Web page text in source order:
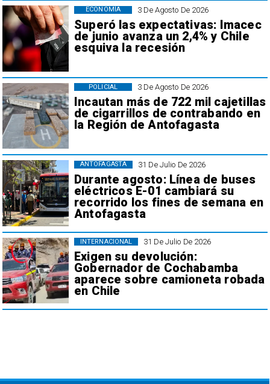
3 De Agosto De 2026
Superó las expectativas: Imacec
de junio avanza un 2,4% y Chile
esquiva la recesión
ECONOMÍA
3 De Agosto De 2026
Incautan más de 722 mil cajetillas
de cigarrillos de contrabando en
la Región de Antofagasta
POLICIAL
31 De Julio De 2026
Durante agosto: Línea de buses
eléctricos E-01 cambiará su
recorrido los fines de semana en
Antofagasta
ANTOFAGASTA
31 De Julio De 2026
Exigen su devolución:
Gobernador de Cochabamba
aparece sobre camioneta robada
en Chile
INTERNACIONAL